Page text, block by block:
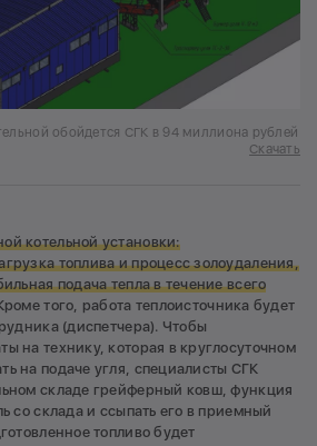
обойдется СГК в 94 миллиона рублей
Скачать
котельной установки:
топлива и процесс золоудаления,
подача тепла в течение всего
того, работа теплоисточника будет
(диспетчера). Чтобы
на технику, которая в круглосуточном
на подаче угля, специалисты СГК
складе грейферный ковш, функция
со склада и ссыпать его в приемный
топливо будет